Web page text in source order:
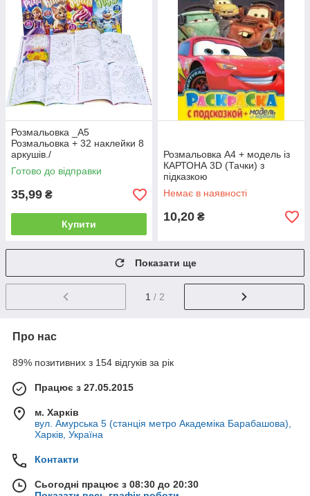
Розмальовка _А5
Розмальовка + 32 наклейки 8
аркушів./
Готово до відправки
35,99 ₴
Купити
Розмальовка А4 + модель із
КАРТОНА 3D (Тачки) з
підказкою
Немає в наявності
10,20 ₴
Показати ще
1 / 2
Про нас
89% позитивних з 154 відгуків за рік
Працює з 27.05.2015
м. Харків
вул. Амурська 5 (станція метро Академіка Барабашова),
Харків, Україна
Контакти
Сьогодні працює з 08:30 до 20:30